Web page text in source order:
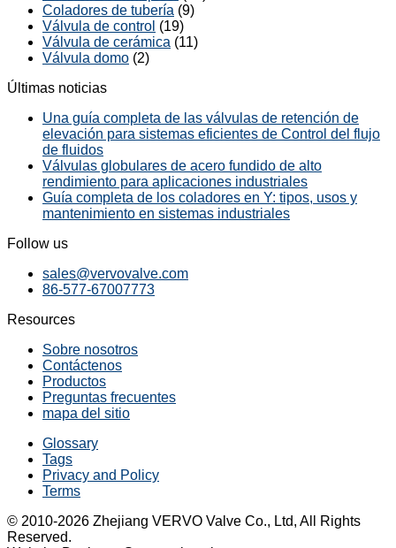
Coladores de tubería (9)
Válvula de control (19)
Válvula de cerámica (11)
Válvula domo (2)
Últimas noticias
Una guía completa de las válvulas de retención de
elevación para sistemas eficientes de Control del flujo
de fluidos
Válvulas globulares de acero fundido de alto
rendimiento para aplicaciones industriales
Guía completa de los coladores en Y: tipos, usos y
mantenimiento en sistemas industriales
Follow us
sales@vervovalve.com
86-577-67007773
Resources
Sobre nosotros
Contáctenos
Productos
Preguntas frecuentes
mapa del sitio
Glossary
Tags
Privacy and Policy
Terms
© 2010-2026 Zhejiang VERVO Valve Co., Ltd, All Rights
Reserved.